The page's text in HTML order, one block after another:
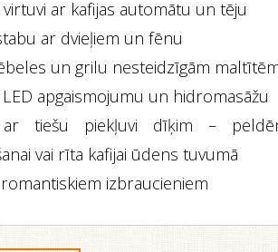
ar kafijas automātu un tēju
ar dvieļiem un fēnu
un grilu nesteidzīgām
apgaismojumu un hidromasāžu
tiešu piekļuvi dīķim –
vai rīta kafijai ūdens tuvumā
izbraucieniem